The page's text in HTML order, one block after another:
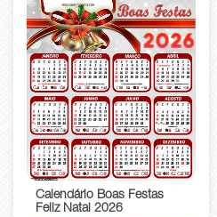
Calendário Boas Festas
Feliz Natal 2026